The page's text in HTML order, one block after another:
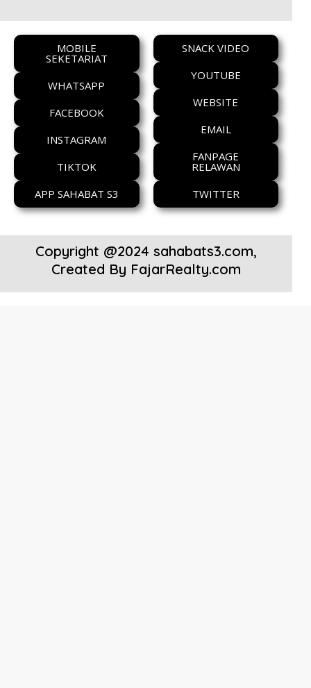
MOBILE
SEKETARIAT
WHATSAPP
FACEBOOK
INSTAGRAM
TIKTOK
APP SAHABAT S3
SNACK VIDEO
YOUTUBE
WEBSITE
EMAIL
FANPAGE
RELAWAN
TWITTER
Copyright @2024 sahabats3.com,
Created By FajarRealty.com